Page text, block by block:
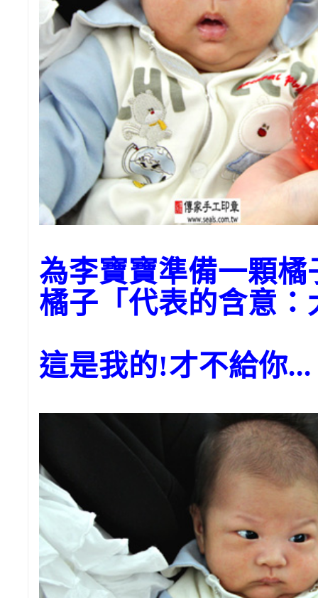
為李寶寶準備一顆橘
橘子「代表的含意：
這是我的!才不給你...